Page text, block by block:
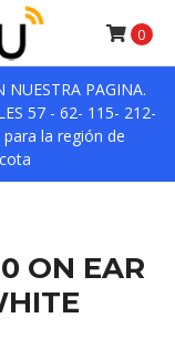
NUESTRA PAGINA.
57 - 62- 115- 212-
para la región de
0
ON EAR